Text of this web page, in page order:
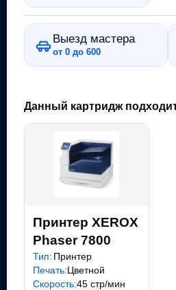
Выезд мастера
от 0 до 600
Данный картридж
Принтер XEROX
Phaser 7800
Тип: Принтер
Печать:Цветной
Скорость:45 стр/мин